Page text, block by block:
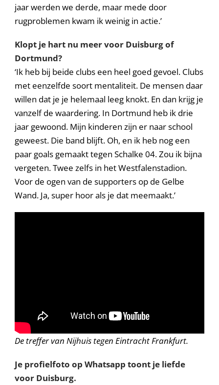
jaar werden we derde, maar mede door
rugproblemen kwam ik weinig in actie.’
Klopt je hart nu meer voor Duisburg of
Dortmund?
‘Ik heb bij beide clubs een heel goed gevoel. Clubs
met eenzelfde soort mentaliteit. De mensen daar
willen dat je je helemaal leeg knokt. En dan krijg je
vanzelf de waardering. In Dortmund heb ik drie
jaar gewoond. Mijn kinderen zijn er naar school
geweest. Die band blijft. Oh, en ik heb nog een
paar goals gemaakt tegen Schalke 04. Zou ik bijna
vergeten. Twee zelfs in het Westfalenstadion.
Voor de ogen van de supporters op de Gelbe
Wand. Ja, super hoor als je dat meemaakt.’
De treffer van Nijhuis tegen Eintracht Frankfurt.
Je profielfoto op Whatsapp toont je liefde
voor Duisburg.